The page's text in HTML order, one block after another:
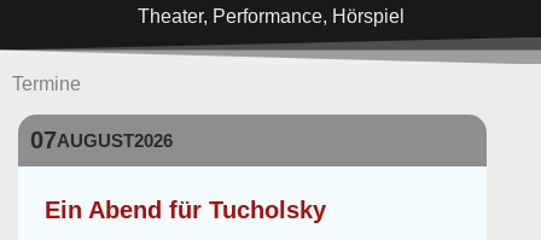
Theater, Performance, Hörspiel
Termine
07AUGUST2026
Ein Abend für Tucholsky